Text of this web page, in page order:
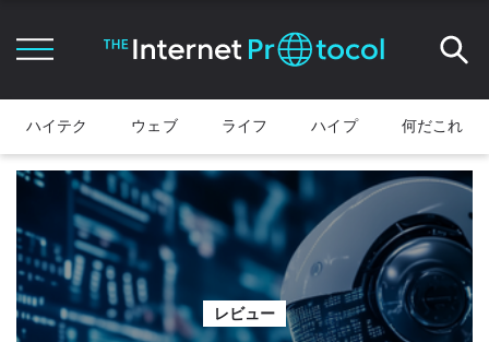
ハイテク ウェブ ライフ ハイプ 何だこれ
レビュー